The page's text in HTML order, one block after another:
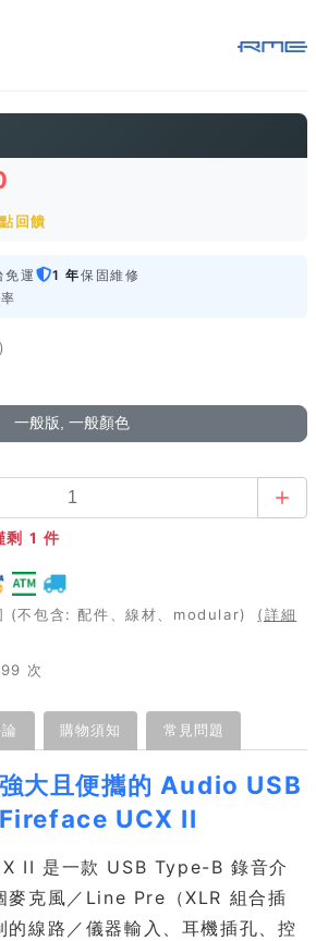
回饋
免運 1 年保固維修
)
一般版, 一般顏色
剩 1 件
(不包含: 配件、線材、modular)
(詳細
次
購物須知 常見問題
大且便攜的 Audio USB
UCX II
II 是一款 USB Type-B 錄音介
麥克風／Line Pre（XLR 組合插
的線路／儀器輸入、耳機插孔、控